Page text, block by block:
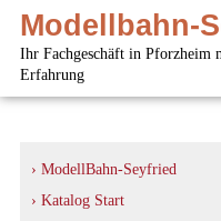
› ModellBahn-Seyfried
› Katalog Start
Modellbahn-
Ihr Fachgeschäft in Pforzheim
Erfahrung